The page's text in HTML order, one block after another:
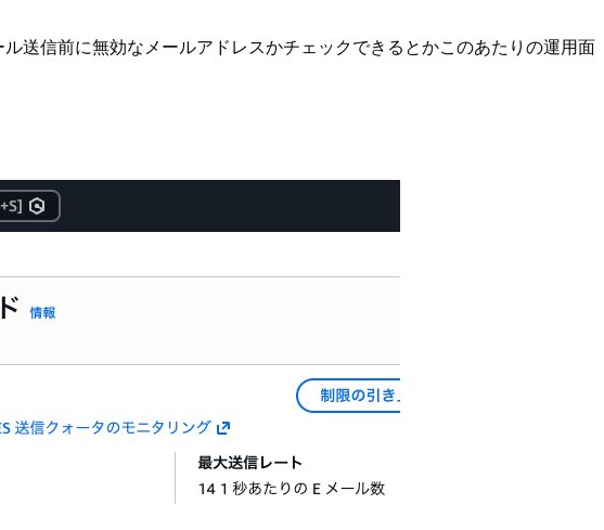
送信前に無効なメールアドレスかチェックできるとかこのあたりの運用面